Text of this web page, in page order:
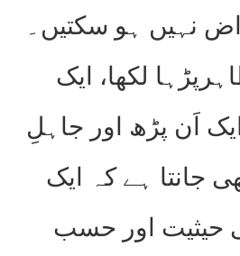
نہیں ہو سکتیں۔
لکھا، ایک
اَن پڑھ اور جاہلِ
ہے کہ ایک
حیثیت اور حسب